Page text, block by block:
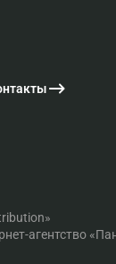
агентство